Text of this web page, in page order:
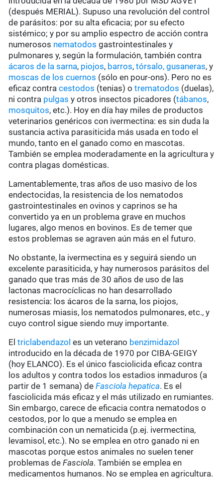
(después MERIAL). Supuso una revolución del control
de parásitos: por su alta eficacia; por su efecto
sistémico; y por su amplio espectro de acción contra
numerosos nematodos gastrointestinales y
pulmonares y, según la formulación, también contra
ácaros de la sarna, piojos, barros,tórsalo,gusaneras, y
moscas de los cuernos (sólo en pour-ons). Pero no es
eficaz contracestodos (tenias) otrematodos (duelas),
ni contra pulgas y otros insectos picadores (tábanos,
mosquitos, etc.). Hoy en día hay miles de productos
veterinarios genéricos con ivermectina: es sin duda la
sustancia activa parasiticida más usada en todo el
mundo, tanto en el ganado como en mascotas.
También se emplea moderadamente en la agricultura y
contra plagas domésticas.
Lamentablemente, tras años de uso masivo de los
endectocidas, la resistencia de los nematodos
gastrointestinales en ovinos y caprinos se ha
convertido ya en un problema grave en muchos
lugares, algo menos en bovinos. Es de temer que
estos problemas se agraven aún más en el futuro.
No obstante, la ivermectina es y seguirá siendo un
excelente parasiticida, y hay numerosos parásitos del
ganado que tras más de 30 años de uso de las
lactonas macrocíclicas no han desarrollado
resistencia: los ácaros de la sarna, los piojos,
numerosas miasis, los nematodos pulmonares, etc., y
cuyo control sigue siendo muy importante.
Eltriclabendazol es un veterano benzimidazol
introducido en la década de 1970 por CIBA-GEIGY
(hoy ELANCO). Es el único fasciolicida eficaz contra
los adultos y contra todos los estadios inmaduros (a
partir de 1 semana) deFasciola hepatica. Es el
fasciolicida más eficaz y el más utilizado en rumiantes.
Sin embargo, carece de eficacia contra nematodos o
cestodos, por lo que a menudo se emplea en
combinación con un nematicida (p.ej. ivermectina,
levamisol, etc.). No se emplea en otro ganado ni en
mascotas porque estos animales no suelen tener
problemas deFasciola. También se emplea en
medicamentos humanos. No se emplea en agricultura.